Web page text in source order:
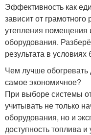
Эффективность как
зависит от
утепления помещения
оборудования.
результата в условиях
Чем лучше обогревать
самое экономичное?
При выборе системы
учитывать не только
оборудования, но и
доступность топлива